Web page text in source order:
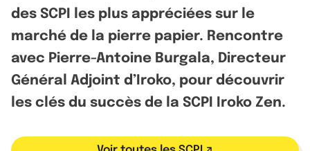
des SCPI les plus appréciées sur le
marché de la pierre papier. Rencontre
avec Pierre-Antoine Burgala, Directeur
Général Adjoint d’Iroko, pour découvrir
les clés du succès de la SCPI Iroko Zen.